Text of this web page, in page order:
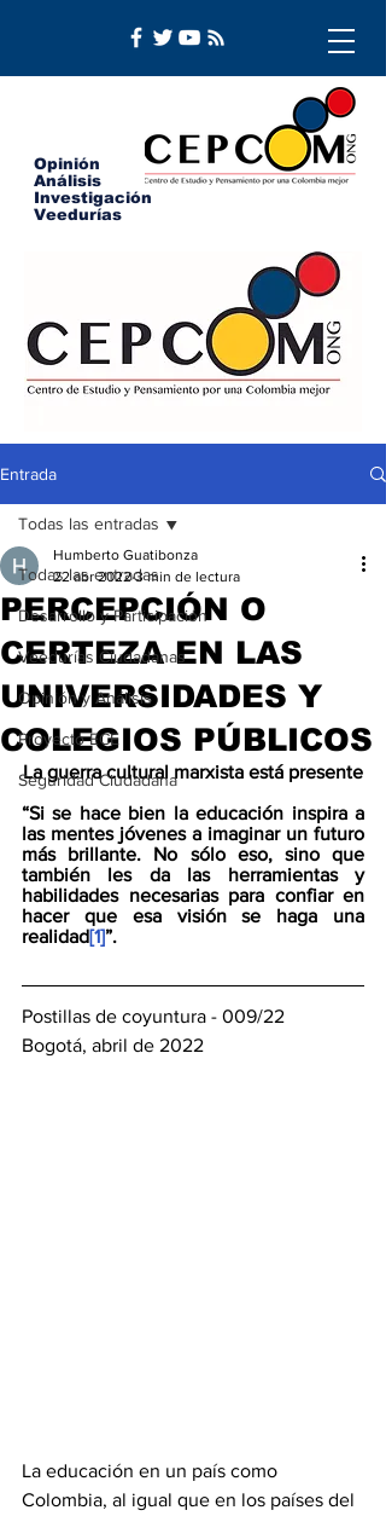
Opinión
Análisis
Investigación
Veedurías
Entrada
Todas las entradas
Desarrollo y Participación
Veedurías Ciudadanas
Opinión y Análisis
Proyecto ECE
Seguridad Ciudadana
Todas las entradas
PERCEPCIÓN O
CERTEZA EN LAS
UNIVERSIDADES Y
COLEGIOS PÚBLICOS
Humberto Guatibonza
22 abr 2022 3 min de lectura
La guerra cultural marxista está presente
“Si se hace bien la educación inspira a
las mentes jóvenes a imaginar un futuro
más brillante. No sólo eso, sino que
también les da las herramientas y
habilidades necesarias para confiar en
hacer que esa visión se haga una
realidad[1]”.
Postillas de coyuntura - 009/22
Bogotá, abril de 2022
La educación en un país como
Colombia, al igual que en los países del